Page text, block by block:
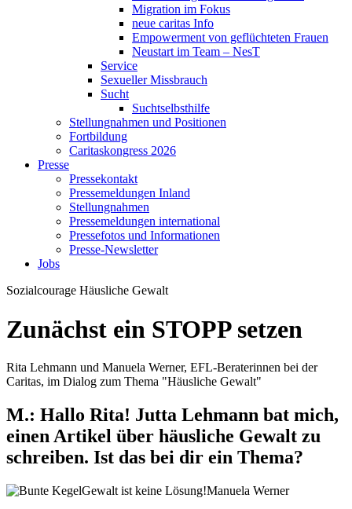
Migration im Fokus
neue caritas Info
Empowerment von geflüchteten Frauen
Neustart im Team – NesT
Service
Sexueller Missbrauch
Sucht
Suchtselbsthilfe
Stellungnahmen und Positionen
Fortbildung
Caritaskongress 2026
Presse
Pressekontakt
Pressemeldungen Inland
Stellungnahmen
Pressemeldungen international
Pressefotos und Informationen
Presse-Newsletter
Jobs
Sozialcourage Häusliche Gewalt
Zunächst ein STOPP setzen
Rita Lehmann und Manuela Werner, EFL-Beraterinnen bei der
Caritas, im Dialog zum Thema "Häusliche Gewalt"
M.: Hallo Rita! Jutta Lehmann bat mich,
einen Artikel über häusliche Gewalt zu
schreiben. Ist das bei dir ein Thema?
Gewalt ist keine Lösung!Manuela Werner